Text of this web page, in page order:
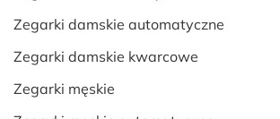
Zegarki damskie automatyczne
Zegarki damskie kwarcowe
Zegarki męskie